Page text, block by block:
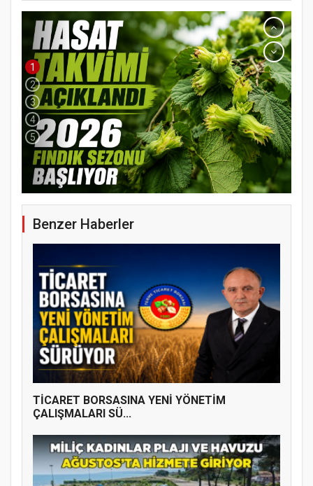
YENİ PARTİ TERME İLÇE BAŞKANLIĞINDA
ÜYE KATILIM PROGRAMI
1
2
3
4
5
Benzer Haberler
TİCARET BORSASINA YENİ YÖNETİM
ÇALIŞMALARI SÜ...